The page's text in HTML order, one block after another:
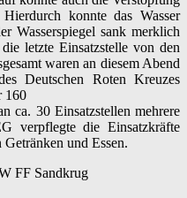
konnte das Wasser
Wasserspiegel sank merklich
letzte Einsatzstelle von den
waren an diesem Abend
Deutschen Roten Kreuzes
160
ca. 30 Einsatzstellen mehrere
verpflegte die Einsatzkräfte
und Essen.
FF Sandkrug